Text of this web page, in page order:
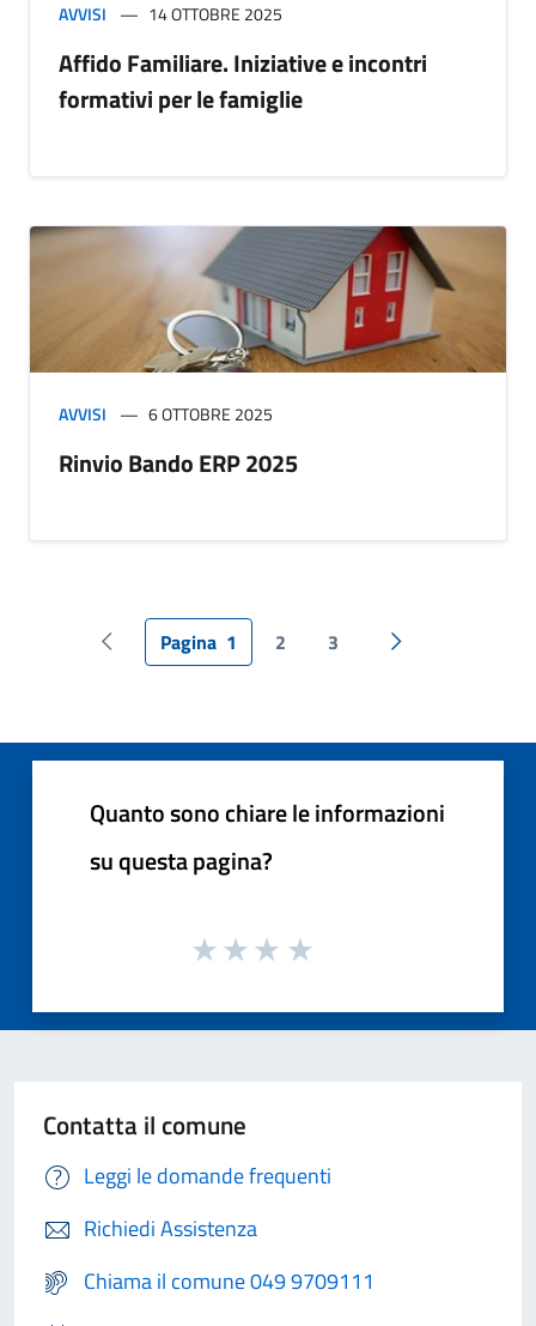
AVVISI 14 OTTOBRE 2025
Affido Familiare. Iniziative e incontri
formativi per le famiglie
AVVISI 6 OTTOBRE 2025
Rinvio Bando ERP 2025
Pagina precedente
Pagina 1 2 3
Pagina
Quanto sono chiare le informazioni
su questa pagina?
Contatta il comune
Leggi le domande frequenti
Richiedi Assistenza
Chiama il comune 049 9709111